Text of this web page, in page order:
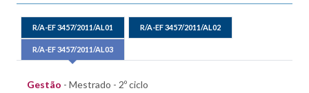
R/A-EF 3457/2011/AL01 R/A-EF 3457/2011/AL02
R/A-EF 3457/2011/AL03
Gestão - Mestrado - 2º ciclo